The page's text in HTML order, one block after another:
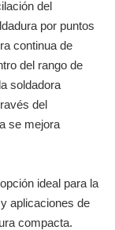
del
por puntos
continua de
del rango de
soldadora
del
se mejora
ideal para la
aplicaciones de
compacta.